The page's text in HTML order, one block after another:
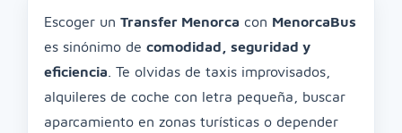
Escoger un Transfer Menorca con MenorcaBus
es sinónimo de comodidad, seguridad y
eficiencia . Te olvidas de taxis improvisados,
alquileres de coche con letra pequeña, buscar
aparcamiento en zonas turísticas o depender